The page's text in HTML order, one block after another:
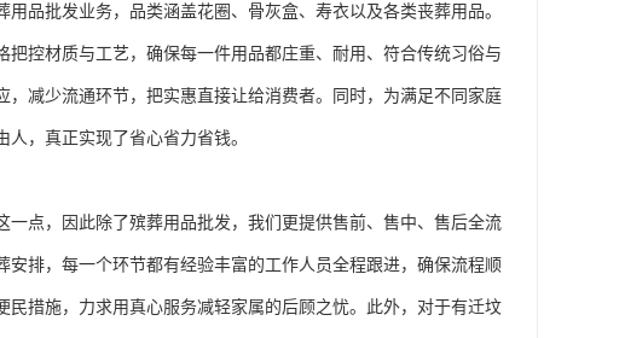
品批发业务，品类涵盖花圈、骨灰盒、寿衣以及各类丧葬用品。
控材质与工艺，确保每一件用品都庄重、耐用、符合传统习俗与
减少流通环节，把实惠直接让给消费者。同时，为满足不同家庭
，真正实现了省心省力省钱。
点，因此除了殡葬用品批发，我们更提供售前、售中、售后全流
排，每一个环节都有经验丰富的工作人员全程跟进，确保流程顺
措施，力求用真心服务减轻家属的后顾之忧。此外，对于有迁坟